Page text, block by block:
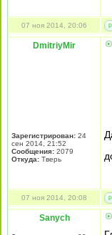
07 ноя 2014, 20:06
DmitriyMir
Зарегистрирован: 24
сен 2014, 21:52
Сообщения: 2079
Откуда: Тверь
07 ноя 2014, 20:08
Sanych